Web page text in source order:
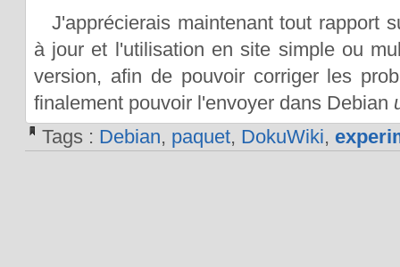
J'apprécierais maintenant tout rapport
à jour et l'utilisation en site simple ou
version, afin de pouvoir corriger les
finalement pouvoir l'envoyer dans Debian
Tags : Debian, paquet, DokuWiki,